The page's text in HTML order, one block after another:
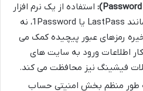
استفاده از یک نرم افزار
مدیریت رمز عبور معتبر مانند LastPass یا 1Password، نه
رمزهای عبور پیچیده کمک می
اطلاعات ورود به سایت های
فیشینگ نیز محافظت می کند.
طور منظم بخش امنیتی حساب